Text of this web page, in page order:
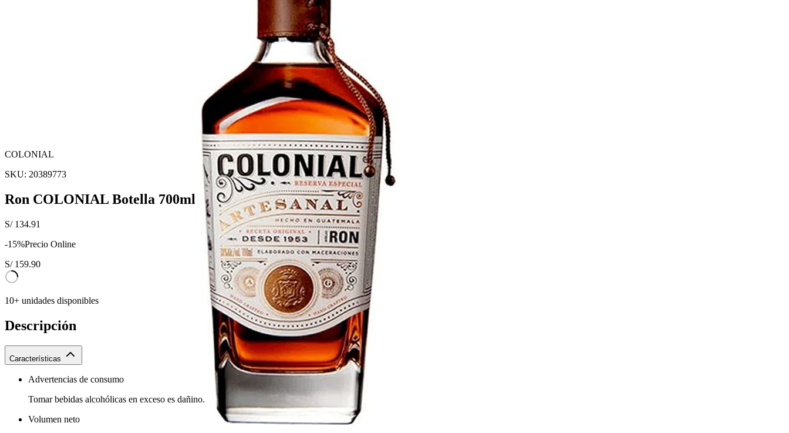
COLONIAL
SKU: 20389773
Ron COLONIAL Botella 700ml
S/ 134.91
-15%Precio Online
S/ 159.90
10+ unidades disponibles
Descripción
Características
Advertencias de consumo
Tomar bebidas alcohólicas en exceso es dañino.
Volumen neto